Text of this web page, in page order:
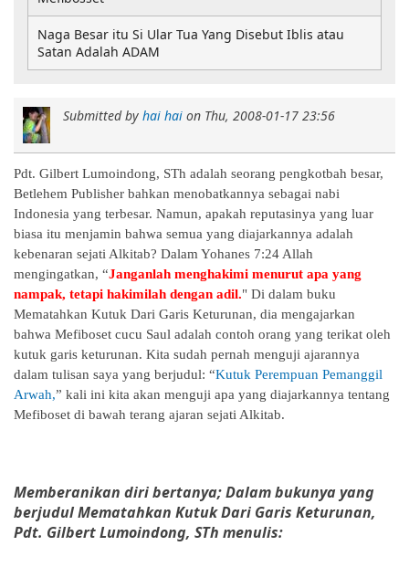
Submitted by hai hai on Thu, 2008-01-17 23:56
Pdt. Gilbert Lumoindong, STh adalah seorang pengkotbah besar,
Betlehem Publisher bahkan menobatkannya sebagai nabi
Indonesia yang terbesar. Namun, apakah reputasinya yang luar
biasa itu menjamin bahwa semua yang diajarkannya adalah
kebenaran sejati Alkitab? Dalam Yohanes 7:24 Allah
mengingatkan, “Janganlah menghakimi menurut apa yang
nampak, tetapi hakimilah dengan adil." Di dalam buku
Mematahkan Kutuk Dari Garis Keturunan, dia mengajarkan
bahwa Mefiboset cucu Saul adalah contoh orang yang terikat oleh
kutuk garis keturunan. Kita sudah pernah menguji ajarannya
dalam tulisan saya yang berjudul: “Kutuk Perempuan Pemanggil
Arwah,” kali ini kita akan menguji apa yang diajarkannya tentang
Mefiboset di bawah terang ajaran sejati Alkitab.
Memberanikan diri bertanya; Dalam bukunya yang
berjudul Mematahkan Kutuk Dari Garis Keturunan,
Pdt. Gilbert Lumoindong, STh menulis:
Naga Besar itu Si Ular Tua Yang Disebut Iblis atau
Satan Adalah ADAM